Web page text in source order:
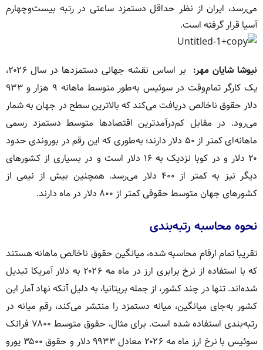
می‌رسد، ایران از نظر حداقل دستمزد ساعتی در رتبه بیست‌وچهارم
آسیا قرار گرفته است.
نیوشا شایان مهر:
بر اساس نقشه جهانی دستمزدها در سال ۲۰۲۶،
یک کارگر تمام‌وقت در سوئیس به‌طور متوسط ماهانه ۹ هزار و ۹۳۳
دلار حقوق ناخالص دریافت می‌کند که بالاترین سطح در جهان به شمار
می‌رود. در مقابل کم‌درآمدترین اقتصادها متوسط دستمزد رسمی
ماهانه‌ای کمتر از ۵۰ دلار دارند؛ به‌طوری که این رقم در بوروندی حدود
۲۰ دلار و در کوبا نزدیک به ۱۶ دلار است و در بسیاری از کشورهای
دیگر نیز به کمتر از ۴۰۰ دلار می‌رسد. همچنین بیش از نیمی از
کشورهای جهان متوسط حقوقی کمتر از ۸۰۰ دلار در ماه دارند.
نحوه محاسبه رتبه‌بندی
تقریبا تمام ارقام محاسبه شده، میانگین حقوق ناخالص ماهانه هستند
که با استفاده از نرخ برابری ارز در ماه مه ۲۰۲۶ به دلار آمریکا تبدیل
شده‌اند. تنها در چند کشور، از جمله بریتانیا، به دلیل آنکه نهاد آمار این
کشور به‌جای میانگین، میانه دستمزد را منتشر می‌کند، رقم میانه در
رتبه‌بندی استفاده شده است. برای مثال، حقوق متوسط ۷۸۰۰ فرانک
سوئیس با نرخ ارز ماه مه ۲۰۲۶ معادل ۹۹۳۳ دلار و حقوق ۳۵۰۰ یورو